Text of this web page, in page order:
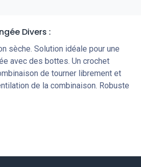
Divers :
sèche. Solution idéale pour une
avec des bottes. Un crochet
de tourner librement et
de la combinaison. Robuste